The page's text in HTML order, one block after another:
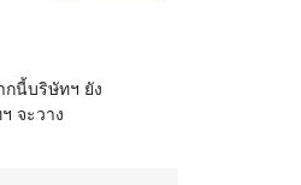
กนี้บริษัทฯ ยัง
จะวาง